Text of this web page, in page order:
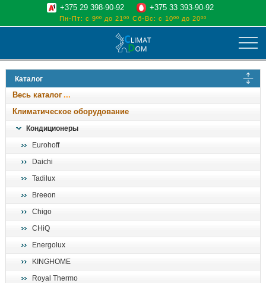
климат
отопительные котлы
водоснабжение
+375 29 398-90-92 +375 33 393-90-92
Пн-Пт: с 9ºº до 21ºº Сб-Вс: с 10ºº до 20ºº
Каталог
Весь каталог
Климатическое оборудование
Кондиционеры
Eurohoff
Daichi
Tadilux
Breeon
Chigo
CHiQ
Energolux
KINGHOME
Royal Thermo